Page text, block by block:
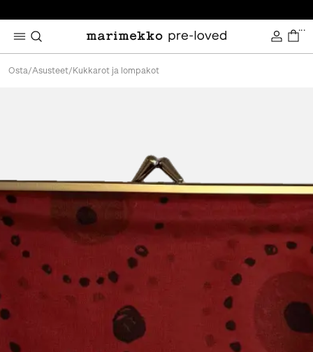
...
Osta/Asusteet/ Kukkarot ja lompakot